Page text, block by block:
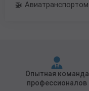
🚁 Авиатранспортом
Опытная команда
профессионалов